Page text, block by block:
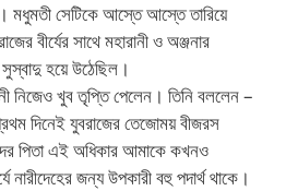
মধুমতী সেটিকে আস্তে আস্তে তারিয়ে
বীর্যের সাথে মহারানী ও অঞ্জনার
হয়ে উঠেছিল।
নিজেও খুব তৃপ্তি পেলেন। তিনি বললেন –
দিনেই যুবরাজের তেজোময় বীজরস
পিতা এই অধিকার আমাকে কখনও
নারীদেহের জন্য উপকারী বহু পদার্থ থাকে।